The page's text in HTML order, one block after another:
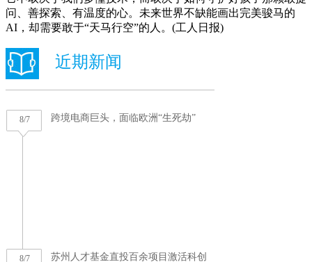
问、善探索、有温度的心。未来世界不缺能画出完美骏马的
AI，却需要敢于“天马行空”的人。(工人日报)